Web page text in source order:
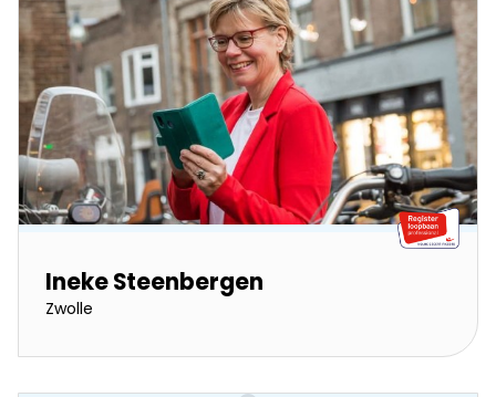
Ineke Steenbergen
Zwolle